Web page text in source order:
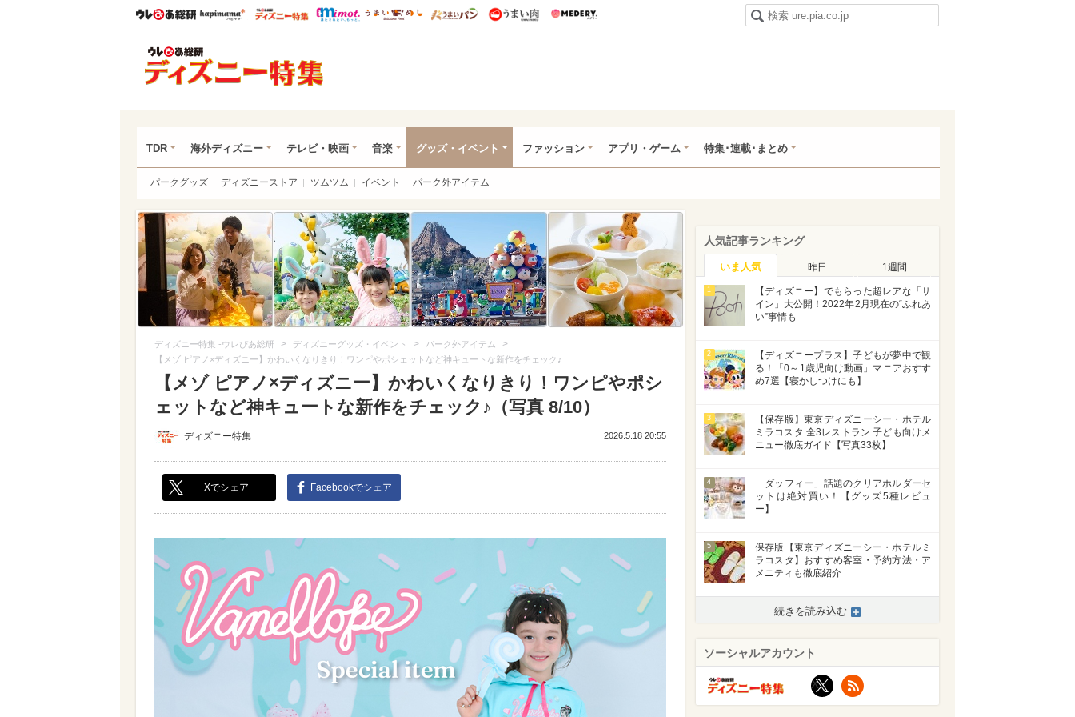
ウレぴあ総研ハピママ* ウレぴあ総研 ディズニー特集
mimot. うまいめし うまいパン うまい肉
TDR 海外ディズニー テレビ・映画 音楽 グッズ・イベント ファッション アプリ・ゲーム 特集･連載･まとめ
パークグッズ ディズニーストア ツムツム イベント パーク外アイテム
ディズニー特集 -ウレぴあ総研 > ディズニーグッズ・イベント > パーク外アイテム >
【メゾ ピアノ×ディズニー】かわいくなりきり！ワンピやポシェットなど神キュートな新作をチェック♪
【メゾ ピアノ×ディズニー】かわいくなりきり！ワンピやポシ
ェットなど神キュートな新作をチェック♪（写真 8/10）
ディズニー特集 2026.5.18 20:55
Xでシェア Facebookでシェア
人気記事ランキング
いま人気 昨日 1週間
1
【ディズニー】でもらった超レアな「サ
イン」大公開！2022年2月現在の“ふれあ
い”事情も
2
【ディズニープラス】子どもが夢中で観
る！「0～1歳児向け動画」マニアおすす
め7選【寝かしつけにも】
3
【保存版】東京ディズニーシー・ホテル
ミラコスタ 全3レストラン 子ども向けメ
ニュー徹底ガイド【写真33枚】
4
「ダッフィー」話題のクリアホルダーセ
ットは絶対買い！【グッズ5種レビュ
ー】
5
保存版【東京ディズニーシー・ホテルミ
ラコスタ】おすすめ客室・予約方法・ア
メニティも徹底紹介
続きを読み込む
ソーシャルアカウント
X